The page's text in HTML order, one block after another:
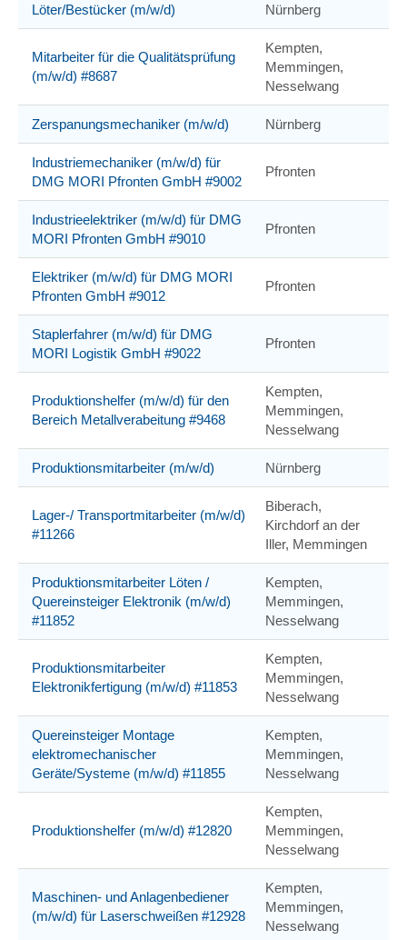
Löter/Bestücker (m/w/d) Nürnberg
Mitarbeiter für die Qualitätsprüfung
(m/w/d) #8687
Kempten,
Memmingen,
Nesselwang
Zerspanungsmechaniker (m/w/d) Nürnberg
Industriemechaniker (m/w/d) für
DMG MORI Pfronten GmbH #9002
Pfronten
Industrieelektriker (m/w/d) für DMG
MORI Pfronten GmbH #9010
Pfronten
Elektriker (m/w/d) für DMG MORI
Pfronten GmbH #9012
Pfronten
Staplerfahrer (m/w/d) für DMG
MORI Logistik GmbH #9022
Pfronten
Produktionshelfer (m/w/d) für den
Bereich Metallverabeitung #9468
Kempten,
Memmingen,
Nesselwang
Produktionsmitarbeiter (m/w/d) Nürnberg
Lager-/ Transportmitarbeiter (m/w/d)
#11266
Biberach,
Kirchdorf an der
Iller, Memmingen
Produktionsmitarbeiter Löten /
Quereinsteiger Elektronik (m/w/d)
#11852
Kempten,
Memmingen,
Nesselwang
Produktionsmitarbeiter
Elektronikfertigung (m/w/d) #11853
Kempten,
Memmingen,
Nesselwang
Quereinsteiger Montage
elektromechanischer
Geräte/Systeme (m/w/d) #11855
Kempten,
Memmingen,
Nesselwang
Produktionshelfer (m/w/d) #12820
Kempten,
Memmingen,
Nesselwang
Maschinen- und Anlagenbediener
(m/w/d) für Laserschweißen #12928
Kempten,
Memmingen,
Nesselwang